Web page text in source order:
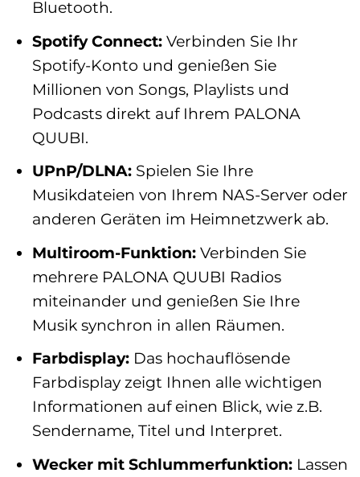
Bluetooth.
Spotify Connect:Verbinden Sie Ihr
Spotify-Konto und genießen Sie
Millionen von Songs, Playlists und
Podcasts direkt auf Ihrem PALONA
QUUBI.
UPnP/DLNA:Spielen Sie Ihre
Musikdateien von Ihrem NAS-Server oder
anderen Geräten im Heimnetzwerk ab.
Multiroom-Funktion:Verbinden Sie
mehrere PALONA QUUBI Radios
miteinander und genießen Sie Ihre
Musik synchron in allen Räumen.
Farbdisplay:Das hochauflösende
Farbdisplay zeigt Ihnen alle wichtigen
Informationen auf einen Blick, wie z.B.
Sendername, Titel und Interpret.
Wecker mit Schlummerfunktion:Lassen